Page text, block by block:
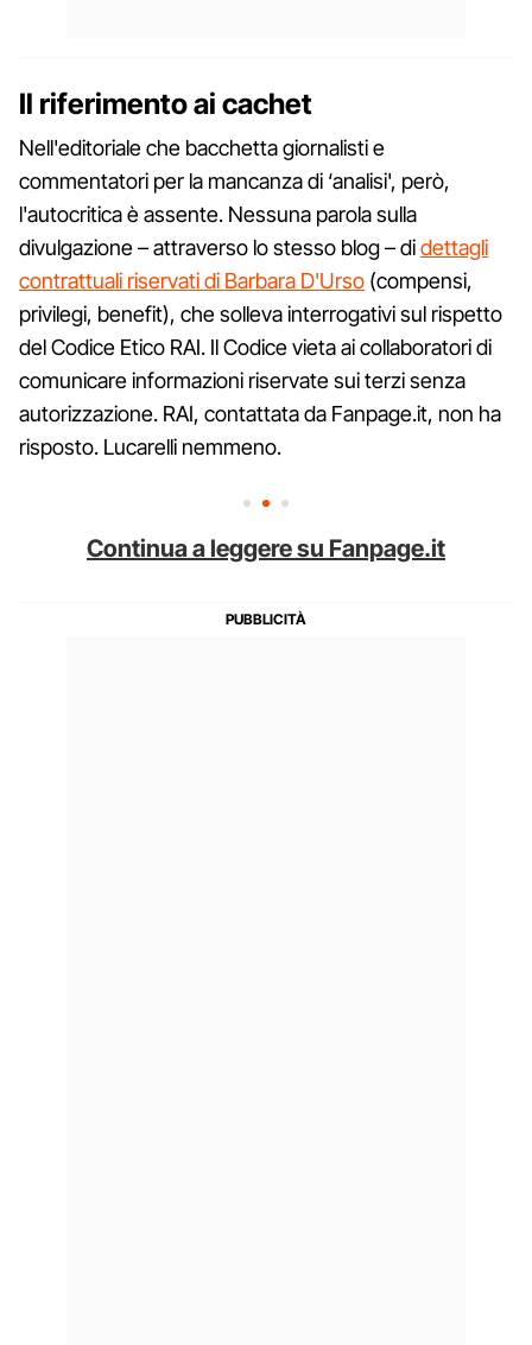
Il riferimento ai cachet
Nell'editoriale che bacchetta giornalisti e
commentatori per la mancanza di ‘analisi', però,
l'autocritica è assente. Nessuna parola sulla
divulgazione – attraverso lo stesso blog – didettagli
contrattuali riservati di Barbara D'Urso (compensi,
privilegi, benefit), che solleva interrogativi sul rispetto
del Codice Etico RAI. Il Codice vieta ai collaboratori di
comunicare informazioni riservate sui terzi senza
autorizzazione. RAI, contattata da Fanpage.it, non ha
risposto. Lucarelli nemmeno.
Continua a leggere su Fanpage.it